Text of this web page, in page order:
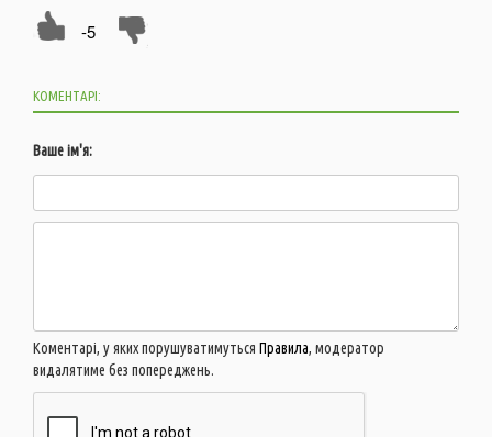
-5
КОМЕНТАРІ:
Ваше ім'я:
Коментарі, у яких порушуватимуться Правила, модератор
видалятиме без попереджень.